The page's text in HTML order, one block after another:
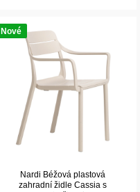
Nové
Nardi Béžová plastová
zahradní židle Cassia s